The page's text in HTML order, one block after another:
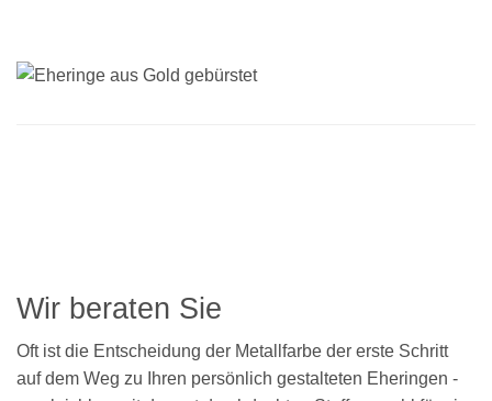
Wir beraten Sie
Oft ist die Entscheidung der Metallfarbe der erste Schritt
auf dem Weg zu Ihren persönlich gestalteten Eheringen -